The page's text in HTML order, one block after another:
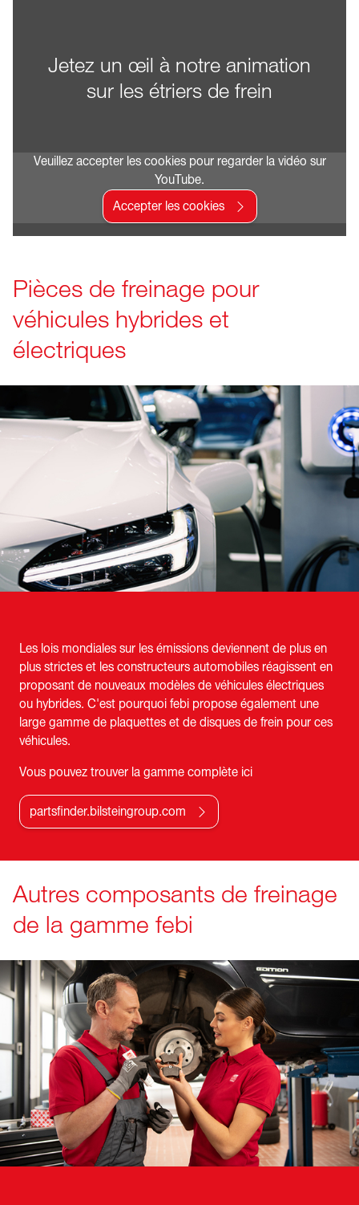
Jetez un œil à notre animation
sur les étriers de frein
Veuillez accepter les cookies pour regarder la vidéo sur
YouTube.
Accepter les cookies
Pièces de freinage pour
véhicules hybrides et
électriques
Les lois mondiales sur les émissions deviennent de plus en
plus strictes et les constructeurs automobiles réagissent en
proposant de nouveaux modèles de véhicules électriques
ou hybrides. C'est pourquoi febi propose également une
large gamme de plaquettes et de disques de frein pour ces
véhicules.
Vous pouvez trouver la gamme complète ici
partsfinder.bilsteingroup.com
Autres composants de freinage
de la gamme febi